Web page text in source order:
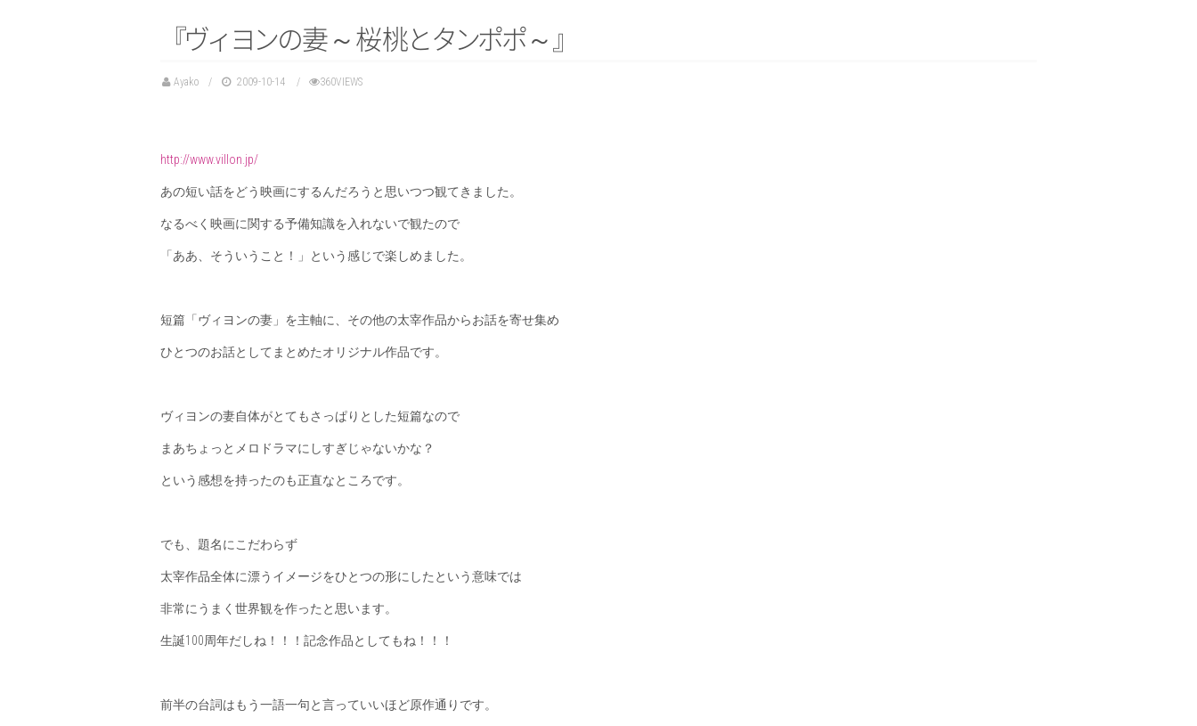
『ヴィ ヨ ンの妻～桜桃と タンポポ ～ 』
Ayako 2009-10-14 360VIEWS
http://www.villon.jp/
あの短い話をどう映画にするんだろうと思いつつ観てきました。
なるべく映画に関する予備知識を入れないで観たので
「ああ、そういうこと！」という感じで楽しめました。
短篇「ヴィヨンの妻」を主軸に、その他の太宰作品からお話を寄せ集め
ひとつのお話としてまとめたオリジナル作品です。
ヴィヨンの妻自体がとてもさっぱりとした短篇なので
まあちょっとメロドラマにしすぎじゃないかな？
という感想を持ったのも正直なところです。
でも、題名にこだわらず
太宰作品全体に漂うイメージをひとつの形にしたという意味では
非常にうまく世界観を作ったと思います。
生誕100周年だしね！！！記念作品としてもね！！！
前半の台詞はもう一語一句と言っていいほど原作通りです。